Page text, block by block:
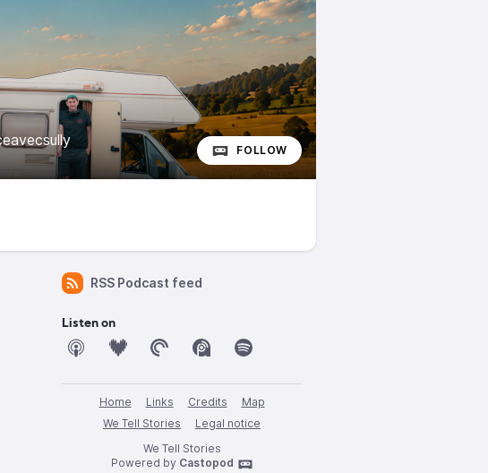
FOLLOW
RSS Podcast feed
Listen on
Home Links Credits
Map
We Tell Stories
Legal notice
We Tell Stories
Powered by Castopod